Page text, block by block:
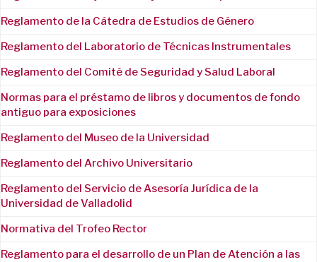
Reglamento de la Cátedra de Estudios de Género
Reglamento del Laboratorio de Técnicas Instrumentales
Reglamento del Comité de Seguridad y Salud Laboral
Normas para el préstamo de libros y documentos de fondo
antiguo para exposiciones
Reglamento del Museo de la Universidad
Reglamento del Archivo Universitario
Reglamento del Servicio de Asesoría Jurídica de la
Universidad de Valladolid
Normativa del Trofeo Rector
Reglamento para el desarrollo de un Plan de Atención a las